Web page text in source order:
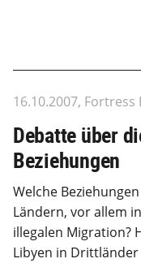
16.10.2007, Fortress
Debatte über
Beziehungen
Welche
Ländern, vor allem
illegalen Migration?
Libyen in